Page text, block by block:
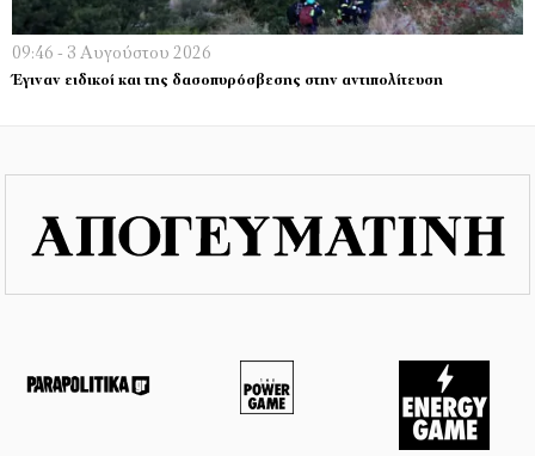
09:46 - 3 Αυγούστου 2026
Έγιναν ειδικοί και της δασοπυρόσβεσης στην αντιπολίτευση